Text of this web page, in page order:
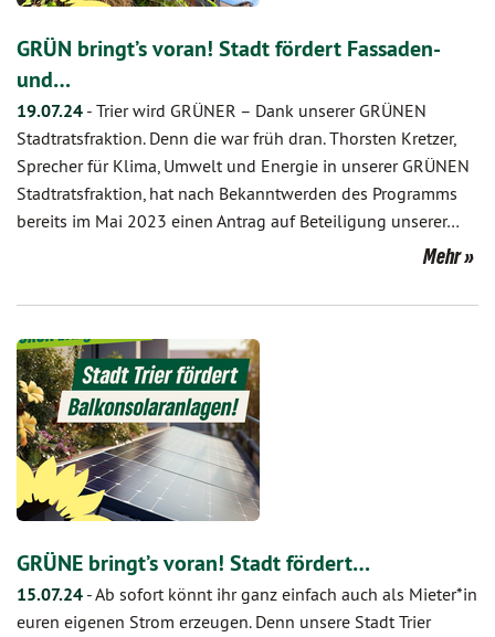
GRÜN bringt’s voran! Stadt fördert Fassaden-
und…
19.07.24 - Trier wird GRÜNER – Dank unserer GRÜNEN
Stadtratsfraktion. Denn die war früh dran. Thorsten Kretzer,
Sprecher für Klima, Umwelt und Energie in unserer GRÜNEN
Stadtratsfraktion, hat nach Bekanntwerden des Programms
bereits im Mai 2023 einen Antrag auf Beteiligung unserer…
Mehr
GRÜNE bringt’s voran! Stadt fördert…
15.07.24 -Ab sofort könnt ihr ganz einfach auch als Mieter*in
euren eigenen Strom erzeugen. Denn unsere Stadt Trier